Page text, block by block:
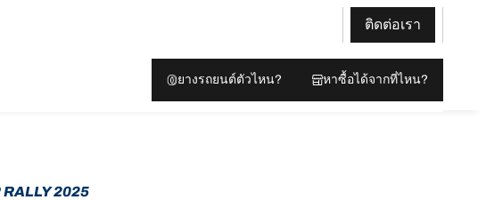
ติดต่อเรา
ยางรถยนต์ตัวไหน? หาซื้อได้จากที่ไหน?
RALLY 2025